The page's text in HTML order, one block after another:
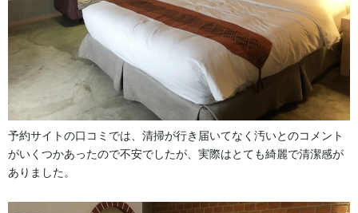
予約サイトの口コミでは、清掃が行き届いてなく汚いとのコメント
がいくつかあったので不安でしたが、実際はとても綺麗で清潔感が
ありました。